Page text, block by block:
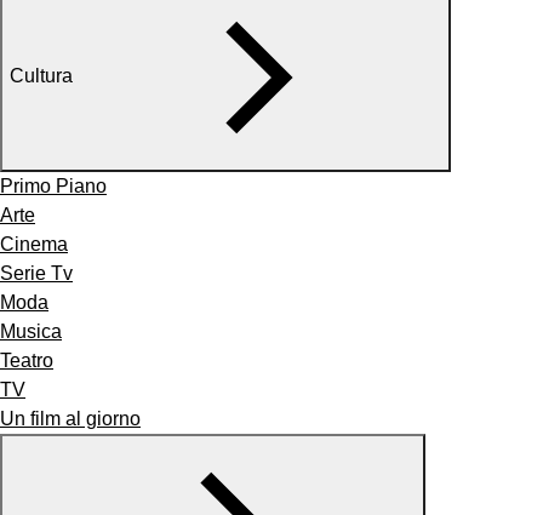
Cultura
Primo Piano
Arte
Cinema
Serie Tv
Moda
Musica
Teatro
TV
Un film al giorno